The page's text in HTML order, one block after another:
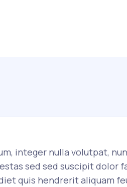
integer nulla volutpat,
sed sed suscipit dolor
quis hendrerit aliquam